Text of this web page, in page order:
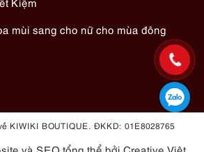
mùi sang cho nữ cho mùa đông
KIWIKI BOUTIQUE. ĐKKD: 01E8028765